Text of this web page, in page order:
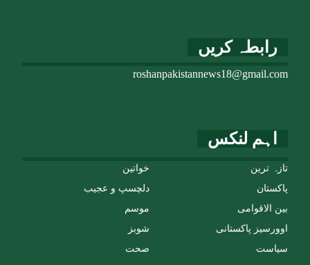
اہم لنکس
خواتین
دلچسپ و عجیب
موسم
شوبز
صحت
تازہ ترین
پاکستان
بین الاقوامی
اوورسیز پاکستانی
سیاست
رابطہ کریں
roshanpakistannews18@gmail.com